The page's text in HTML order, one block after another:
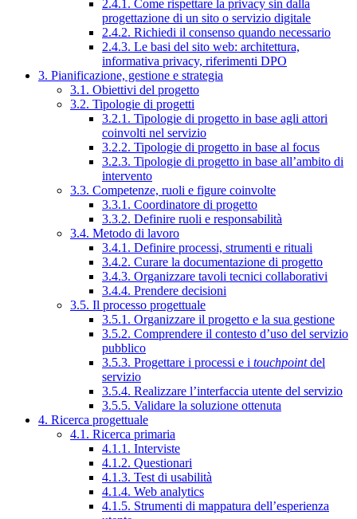
2.4.1. Come rispettare la privacy sin dalla
progettazione di un sito o servizio digitale
2.4.2. Richiedi il consenso quando necessario
2.4.3. Le basi del sito web: architettura,
informativa privacy, riferimenti DPO
3. Pianificazione, gestione e strategia
3.1. Obiettivi del progetto
3.2. Tipologie di progetti
3.2.1. Tipologie di progetto in base agli attori
coinvolti nel servizio
3.2.2. Tipologie di progetto in base al focus
3.2.3. Tipologie di progetto in base all’ambito di
intervento
3.3. Competenze, ruoli e figure coinvolte
3.3.1. Coordinatore di progetto
3.3.2. Definire ruoli e responsabilità
3.4. Metodo di lavoro
3.4.1. Definire processi, strumenti e rituali
3.4.2. Curare la documentazione di progetto
3.4.3. Organizzare tavoli tecnici collaborativi
3.4.4. Prendere decisioni
3.5. Il processo progettuale
3.5.1. Organizzare il progetto e la sua gestione
3.5.2. Comprendere il contesto d’uso del servizio
pubblico
3.5.3. Progettare i processi e i touchpointdel
servizio
3.5.4. Realizzare l’interfaccia utente del servizio
3.5.5. Validare la soluzione ottenuta
4. Ricerca progettuale
4.1. Ricerca primaria
4.1.1. Interviste
4.1.2. Questionari
4.1.3. Test di usabilità
4.1.4. Web analytics
4.1.5. Strumenti di mappatura dell’esperienza